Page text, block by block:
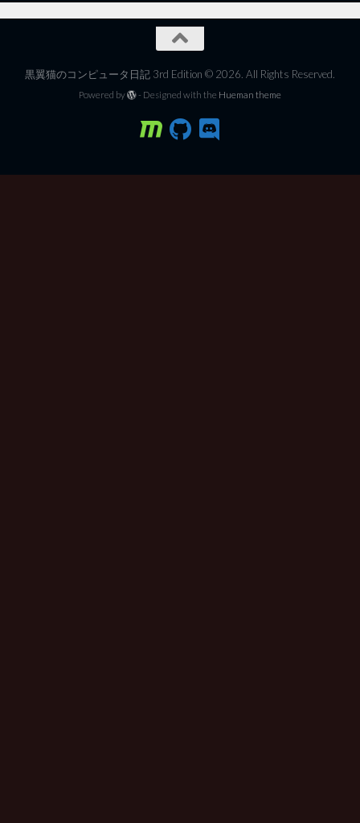
黒翼猫のコンピュータ日記 3rd Edition © 2026. All Rights Reserved.
Powered by - Designed with the Hueman theme